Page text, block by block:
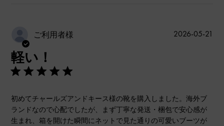
ご利用者様
軽い！
初めてチャールズアンドキース様の靴を購入しました。海外ブ
ランドなので心配でしたが、まず丁寧な発送・梱包で安心感が
生まれ、箱を開けた瞬間にネットで見た通りの可愛いブーツが
2026-05-21